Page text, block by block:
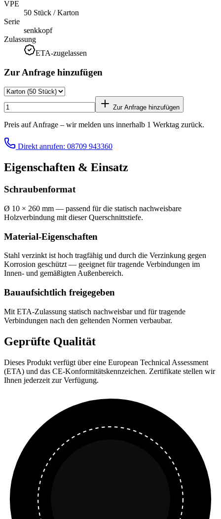
VPE
50 Stück / Karton
Serie
senkkopf
Zulassung
ETA-zugelassen
Zur Anfrage hinzufügen
Zur Anfrage hinzufügen
Preis auf Anfrage – wir melden uns innerhalb 1 Werktag zurück.
Direkt anrufen: 08709 943360
Eigenschaften & Einsatz
Schraubenformat
Ø 10 × 260 mm — passend für die statisch nachweisbare
Holzverbindung mit dieser Querschnittstiefe.
Material-Eigenschaften
Stahl verzinkt ist hoch tragfähig und durch die Verzinkung gegen
Korrosion geschützt — geeignet für tragende Verbindungen im
Innen- und gemäßigten Außenbereich.
Bauaufsichtlich freigegeben
Mit ETA-Zulassung statisch nachweisbar und für tragende
Verbindungen nach den geltenden Normen verbaubar.
Geprüfte Qualität
Dieses Produkt verfügt über eine European Technical Assessment
(ETA) und das CE-Konformitätskennzeichen. Zertifikate stellen wir
Ihnen jederzeit zur Verfügung.